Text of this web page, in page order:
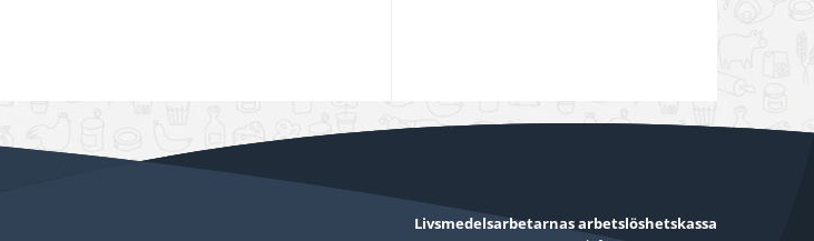
Livsmedelsarbetarnas arbetslöshetskassa